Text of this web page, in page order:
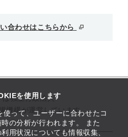
を使用します
って、ユーザーに合わせたコ
の分析が行われます。 また
用状況についても情報収集、
合わせはこちらから
は独立行政法人
機構が運営しています